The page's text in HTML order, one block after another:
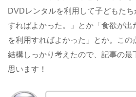
DVDレンタルを利用して子どもた
すればよかった。」とか「食欲が出
を利用すればよかった」とか。この
結構しっかり考えたので、記事の最
思います！